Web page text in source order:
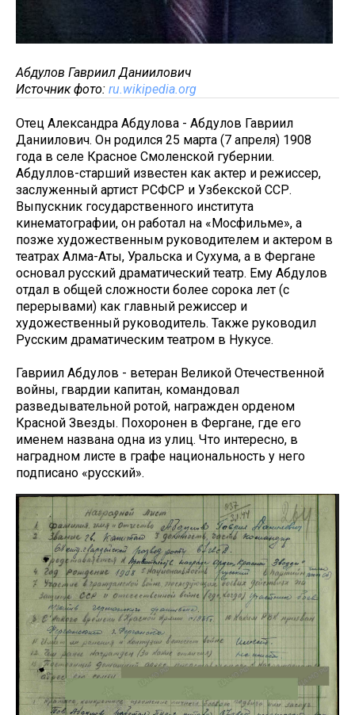
Абдулов Гавриил Даниилович
Источник фото: ru.wikipedia.org
Отец Александра Абдулова - Абдулов Гавриил
Даниилович. Он родился 25 марта (7 апреля) 1908
года в селе Красное Смоленской губернии.
Абдуллов-старший известен как актер и режиссер,
заслуженный артист РСФСР и Узбекской ССР.
Выпускник государственного института
кинематографии, он работал на «Мосфильме», а
позже художественным руководителем и актером в
театрах Алма-Аты, Уральска и Сухума, а в Фергане
основал русский драматический театр. Ему Абдулов
отдал в общей сложности более сорока лет (с
перерывами) как главный режиссер и
художественный руководитель. Также руководил
Русским драматическим театром в Нукусе.
Гавриил Абдулов - ветеран Великой Отечественной
войны, гвардии капитан, командовал
разведывательной ротой, награжден орденом
Красной Звезды. Похоронен в Фергане, где его
именем названа одна из улиц. Что интересно, в
наградном листе в графе национальность у него
подписано «русский».